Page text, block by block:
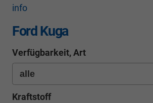
info
Ford Kuga
Verfügbarkeit, Art
Kraftstoff